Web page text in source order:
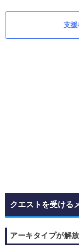
支援
クエストを受ける
アーキタイプが解